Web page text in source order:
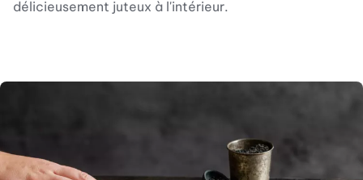
délicieusement juteux à l'intérieur.